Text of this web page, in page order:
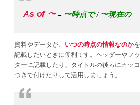
As of 〜= 〜時点で/ 〜現在の
資料やデータが、 いつの時点の情報なのかを
記載したいときに便利です。ヘッダーやフッ
ターに記載したり、タイトルの後ろにカッコ
つきで付けたりして活用しましょう。